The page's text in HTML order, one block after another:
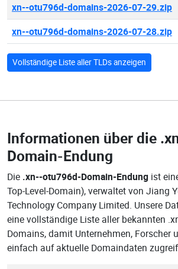
xn--otu796d-domains-2026-07-29.zip
xn--otu796d-domains-2026-07-28.zip
Vollständige Liste aller TLDs anzeigen
Informationen über die
Domain-Endung
Die .xn--otu796d-Domain-Endung ist
Top-Level-Domain), verwaltet von Jiang
Technology Company Limited. Unsere
eine vollständige Liste aller bekannten
Domains, damit Unternehmen, Forscher
einfach auf aktuelle Domaindaten